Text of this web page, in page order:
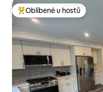
Nejlepší v kategorii
Oblíbené u hostů